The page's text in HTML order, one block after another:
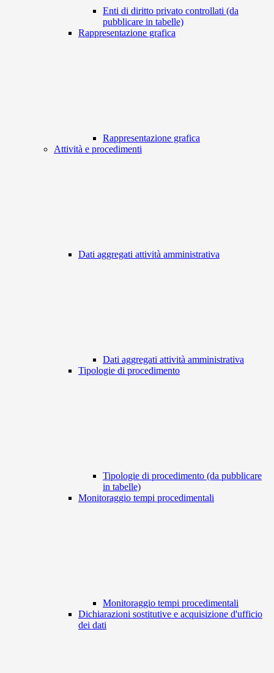
Enti di diritto privato controllati (da
pubblicare in tabelle)
Rappresentazione grafica
Rappresentazione grafica
Attività e procedimenti
Dati aggregati attività amministrativa
Dati aggregati attività amministrativa
Tipologie di procedimento
Tipologie di procedimento (da pubblicare
in tabelle)
Monitoraggio tempi procedimentali
Monitoraggio tempi procedimentali
Dichiarazioni sostitutive e acquisizione d'ufficio
dei dati